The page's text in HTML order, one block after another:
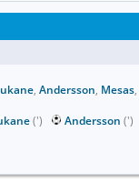
, Andersson, Mesas,
(') Andersson (')